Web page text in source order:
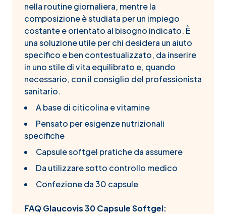
nella routine giornaliera, mentre la
composizione è studiata per un impiego
costante e orientato al bisogno indicato. È
una soluzione utile per chi desidera un aiuto
specifico e ben contestualizzato, da inserire
in uno stile di vita equilibrato e, quando
necessario, con il consiglio del professionista
sanitario.
A base di citicolina e vitamine
Pensato per esigenze nutrizionali
specifiche
Capsule softgel pratiche da assumere
Da utilizzare sotto controllo medico
Confezione da 30 capsule
FAQ Glaucovis 30 Capsule Softgel: